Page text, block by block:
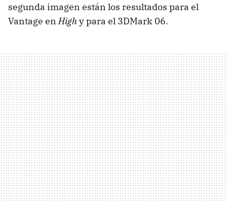
segunda imagen están los resultados para el
Vantage en Highy para el 3DMark 06.